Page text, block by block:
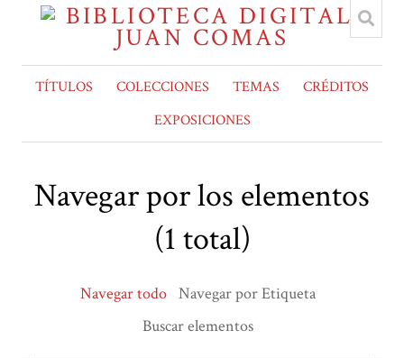
TÍTULOS COLECCIONES TEMAS
CRÉDITOS
EXPOSICIONES
Navegar por los elementos
(1 total)
Navegar todo Navegar por Etiqueta
Buscar elementos